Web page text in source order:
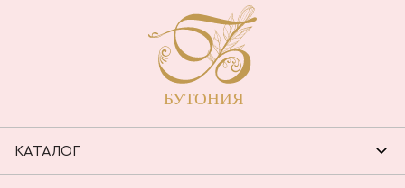
КАТАЛОГ